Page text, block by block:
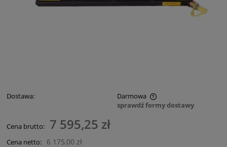
Dostawa:
Darmowa
Cena nie zawiera ewentualnych kosztów płatności
sprawdź formy dostawy
Cena brutto: 7 595,25 zł
Cena netto: 6 175,00 zł